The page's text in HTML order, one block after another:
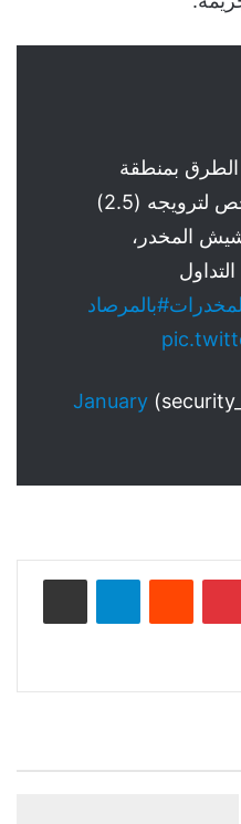
الطرق بمنطقة
القصيم تقبض على شخص لترويجه (2.5)
المخدر،
#بالمرصاد
January
بينتيريست